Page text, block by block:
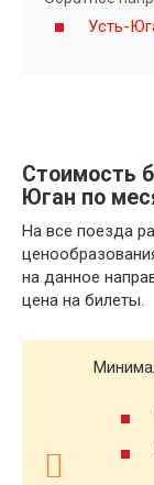
Усть-
Стоимость
Юган по
На все поезда
на данное
цена на билеты.